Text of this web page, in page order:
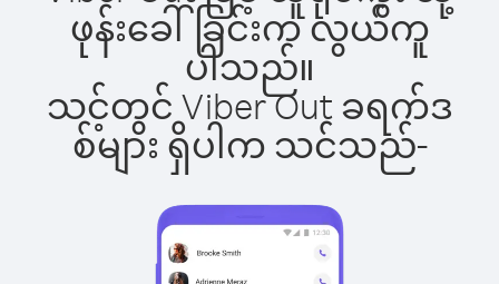
ဖုန်းခေါ်ခြင်းက လွယ်ကူ
ပါသည်။
သင့်တွင် Viber Out ခရက်ဒ
စ်များ ရှိပါက သင်သည်-